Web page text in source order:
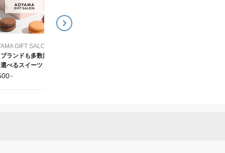
ランドも多数掲
べるスイーツ WEB
グ~